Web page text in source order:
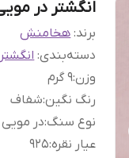
انگشتر در مویی اسپرت 8
برند: هخامنش
دسته‌بندی:
وزن:۹ گرم
رنگ نگین:شفاف
نوع سنگ:در مویی
عیار نقره:
925